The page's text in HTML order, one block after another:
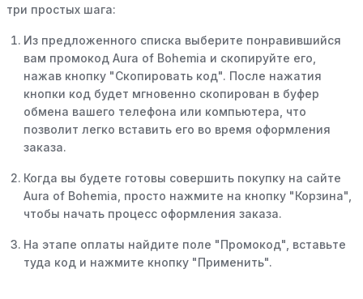
три простых шага:
Из предложенного списка выберите понравившийся
вам промокод Aura of Bohemia и скопируйте его,
нажав кнопку "Скопировать код". После нажатия
кнопки код будет мгновенно скопирован в буфер
обмена вашего телефона или компьютера, что
позволит легко вставить его во время оформления
заказа.
Когда вы будете готовы совершить покупку на сайте
Aura of Bohemia, просто нажмите на кнопку "Корзина",
чтобы начать процесс оформления заказа.
На этапе оплаты найдите поле "Промокод", вставьте
туда код и нажмите кнопку "Применить".